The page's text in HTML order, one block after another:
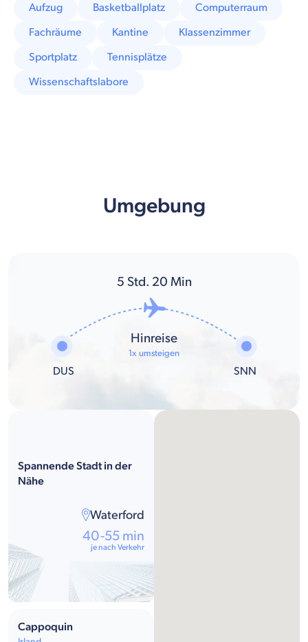
Aufzug Basketballplatz
Computerraum
Fachräume
Kantine
Klassenzimmer
Sportplatz
Tennisplätze
Wissenschaftslabore
Umgebung
5 Std. 20 Min
DUS
Hinreise
1x umsteigen
SNN
Spannende Stadt in der
Nähe
Waterford
40-55 min
je nach Verkehr
Cappoquin